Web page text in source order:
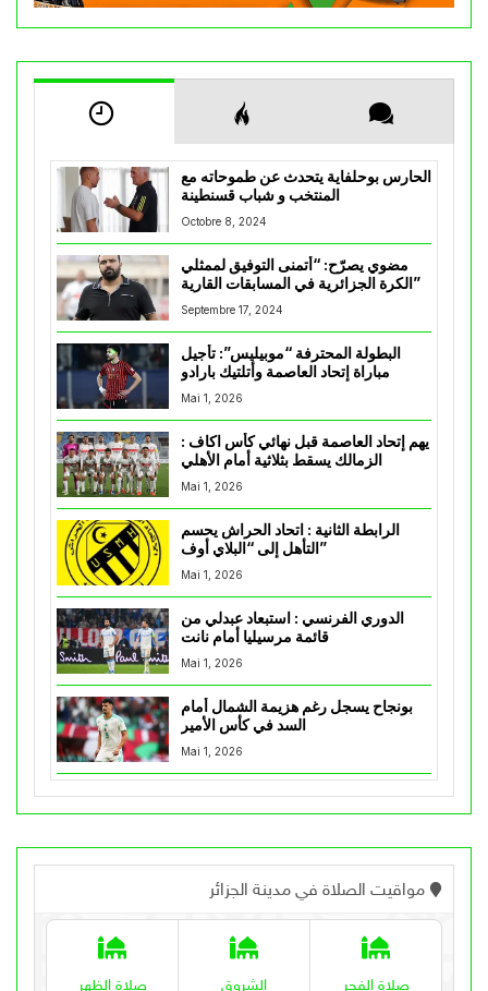
الحارس بوحلفاية يتحدث عن طموحاته مع
المنتخب و شباب قسنطينة
Octobre 8, 2024
مضوي يصرّح: “أتمنى التوفيق لممثلي
الكرة الجزائرية في المسابقات القارية”
Septembre 17, 2024
البطولة المحترفة “موبيليس”: تأجيل
مباراة إتحاد العاصمة وأتلتيك بارادو
Mai 1, 2026
يهم إتحاد العاصمة قبل نهائي كأس اكاف :
Mai 1, 2026
الرابطة الثانية : اتحاد الحراش يحسم
التأهل إلى “البلاي أوف”
Mai 1, 2026
الدوري الفرنسي : استبعاد عبدلي من
قائمة مرسيليا أمام نانت
Mai 1, 2026
بونجاح يسجل رغم هزيمة الشمال أمام
السد في كأس الأمير
Mai 1, 2026